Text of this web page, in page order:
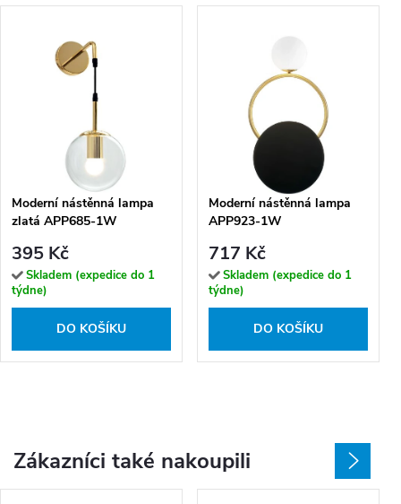
Moderní nástěnná lampa
zlatá APP685-1W
395 Kč
Skladem (expedice do 1
týdne)
DO KOŠÍKU
Moderní nástěnná lampa
APP923-1W
717 Kč
Skladem (expedice do 1
týdne)
DO KOŠÍKU
Zákazníci také nakoupili